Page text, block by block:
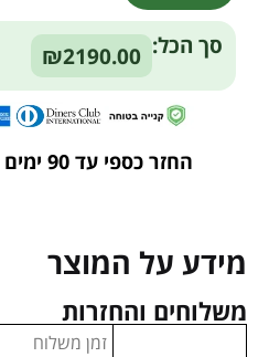
Alternative:
סך הכל: ₪2190.00
החזר כספי עד 90 ימים
מידע על המוצר
משלוחים והחזרות
זמן משלוח